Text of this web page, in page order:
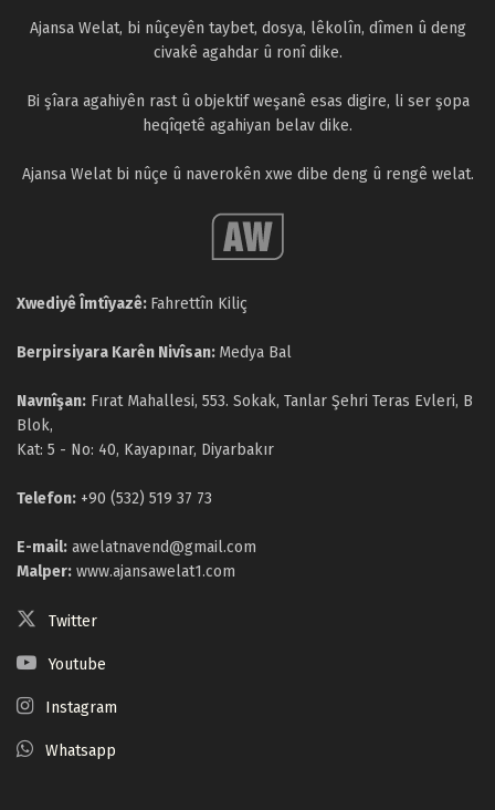
Ajansa Welat, bi nûçeyên taybet, dosya, lêkolîn, dîmen û deng
civakê agahdar û ronî dike.
Bi şîara agahiyên rast û objektif weşanê esas digire, li ser şopa
heqîqetê agahiyan belav dike.
Ajansa Welat bi nûçe û naverokên xwe dibe deng û rengê welat.
Xwediyê Îmtîyazê: Fahrettîn Kiliç
Berpirsiyara Karên Nivîsan: Medya Bal
Navnîşan: Fırat Mahallesi, 553. Sokak, Tanlar Şehri Teras Evleri, B
Blok,
Kat: 5 - No: 40, Kayapınar, Diyarbakır
Telefon: +90 (532) 519 37 73
E-mail: awelatnavend@gmail.com
Malper: www.ajansawelat1.com
Twitter
Youtube
Instagram
Whatsapp